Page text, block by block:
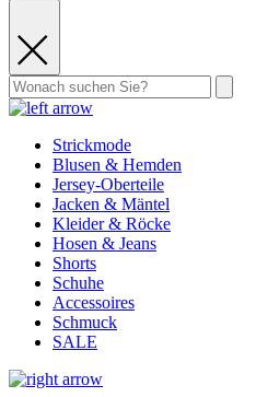
Strickmode
Blusen & Hemden
Jersey-Oberteile
Jacken & Mäntel
Kleider & Röcke
Hosen & Jeans
Shorts
Schuhe
Accessoires
Schmuck
SALE